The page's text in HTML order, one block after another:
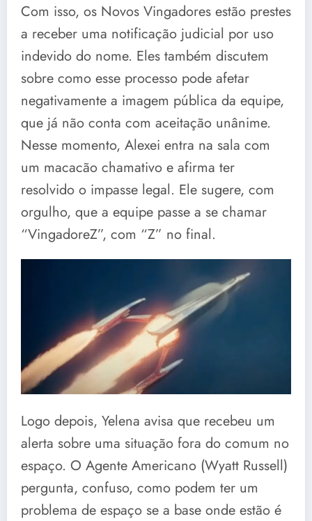
Com isso, os Novos Vingadores estão prestes
a receber uma notificação judicial por uso
indevido do nome. Eles também discutem
sobre como esse processo pode afetar
negativamente a imagem pública da equipe,
que já não conta com aceitação unânime.
Nesse momento, Alexei entra na sala com
um macacão chamativo e afirma ter
resolvido o impasse legal. Ele sugere, com
orgulho, que a equipe passe a se chamar
“VingadoreZ”, com “Z” no final.
Logo depois, Yelena avisa que recebeu um
alerta sobre uma situação fora do comum no
espaço. O Agente Americano (Wyatt Russell)
pergunta, confuso, como podem ter um
problema de espaço se a base onde estão é